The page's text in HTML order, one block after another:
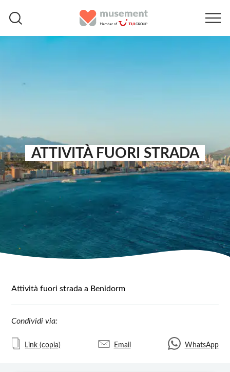
ATTIVITÀ FUORI STRADA
Attività fuori strada a Benidorm
Condividi via:
Link (copia) Email WhatsApp